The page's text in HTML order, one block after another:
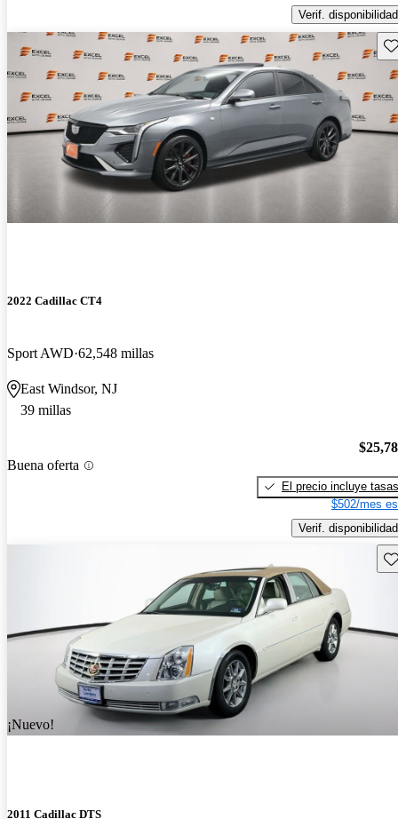
Verif. disponibilidad
2022 Cadillac CT4
Sport AWD 62,548 millas
East Windsor, NJ
39 millas
Buena oferta
El precio incluye tasas
$502/mes
Verif. disponibilidad
¡Nuevo!
2011 Cadillac DTS